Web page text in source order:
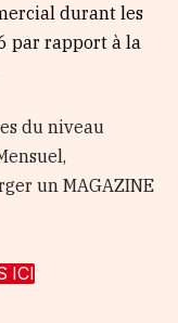
durant les
par rapport à la
du niveau
un MAGAZINE
ICI